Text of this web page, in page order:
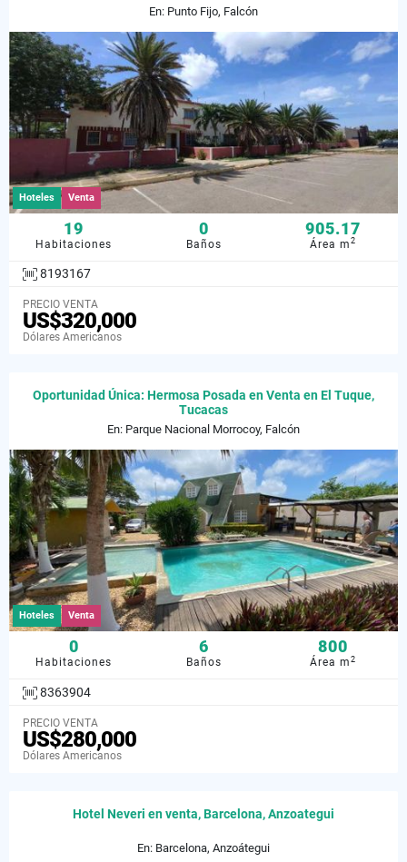
En: Punto Fijo, Falcón
Hoteles Venta
19
Habitaciones
0
Baños
905.17
Área m2
8193167
PRECIO VENTA
US$320,000
Dólares Americanos
Oportunidad Única: Hermosa Posada en Venta en El Tuque,
Tucacas
En: Parque Nacional Morrocoy, Falcón
Hoteles Venta
0
Habitaciones
6
Baños
800
Área m2
8363904
PRECIO VENTA
US$280,000
Dólares Americanos
Hotel Neveri en venta, Barcelona, Anzoategui
En: Barcelona, Anzoátegui